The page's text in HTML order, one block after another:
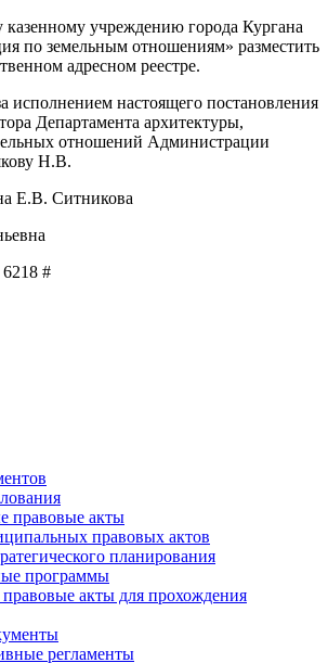
учреждению города Кургана
по земельным отношениям» разместить
адресном реестре.
исполнением настоящего постановления
Департамента архитектуры,
отношений Администрации
Н.В.
Е.В. Ситникова
#
правовые акты
правовых актов
планирования
программы
акты для прохождения
регламенты